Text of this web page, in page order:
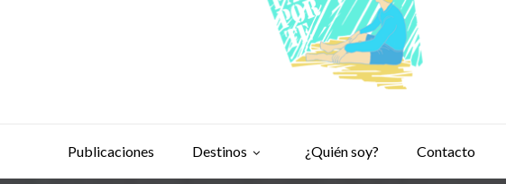
Publicaciones Destinos ¿Quién soy? Contacto